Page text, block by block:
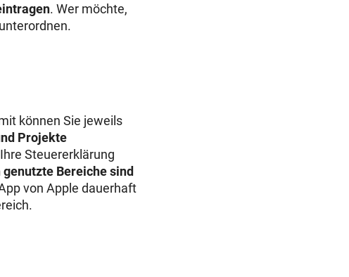
. Wer möchte,
können Sie jeweils
Projekte
Steuererklärung
genutzte Bereiche sind
von Apple dauerhaft